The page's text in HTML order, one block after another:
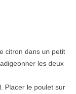
citron dans un petit
les deux
Placer le poulet sur